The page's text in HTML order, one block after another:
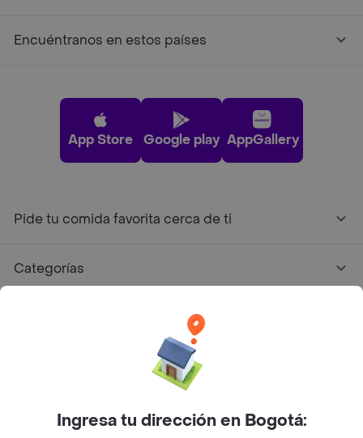
Encuéntranos en estos países
App Store Google play AppGallery
Pide tu comida favorita cerca de ti
Categorías
Facebook
Twitter
Instagram
Ingresa tu dirección en Bogotá: